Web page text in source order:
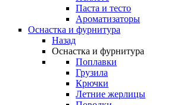
Паста и тесто
Ароматизаторы
Оснастка и фурнитура
Назад
Оснастка и фурнитура
Поплавки
Грузила
Крючки
Летние жерлицы